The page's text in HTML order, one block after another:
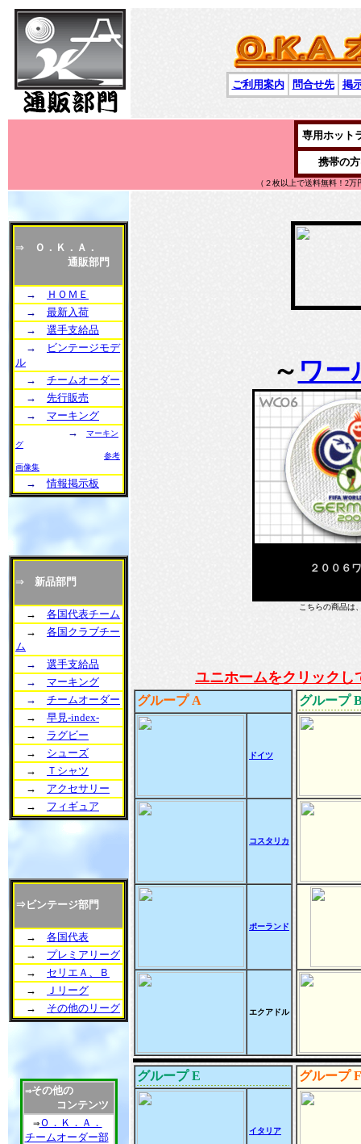
ご利用案内 問合せ先 掲
専用ホット
携帯の
（２枚以上で送料無料！2
⇒
Ｏ．Ｋ．Ａ．
通販部門
→
ＨＯＭＥ
→ 最新入荷
→ 選手支給品
→
ビンテージモデ
ル
→ チームオーダー
→ 先行販売
→ マーキング
→
マーキン
グ
参考
画像集
→情報掲示板
⇒ 新品部門
→ 各国代表チーム
→ 各国クラブチー
ム
→ 選手支給品
→ マーキング
→ チームオーダー
→ 早見-index-
→ ラグビー
→ シューズ
→
Ｔシャツ
→ アクセサリー
→ フィギュア
⇒ビンテージ部門
→ 各国代表
→ プレミアリーグ
→ セリエＡ、Ｂ
→
Ｊリーグ
→ その他のリーグ
⇒その他の
コンテンツ
⇒Ｏ．Ｋ．Ａ．
チームオーダー部
～ ワー
２００６
こちらの商品は
ユニホームをクリックし
グループ A
ドイツ
コスタリカ
ポーランド
エクアドル
グループ
グループ E
イタリア
グループ F